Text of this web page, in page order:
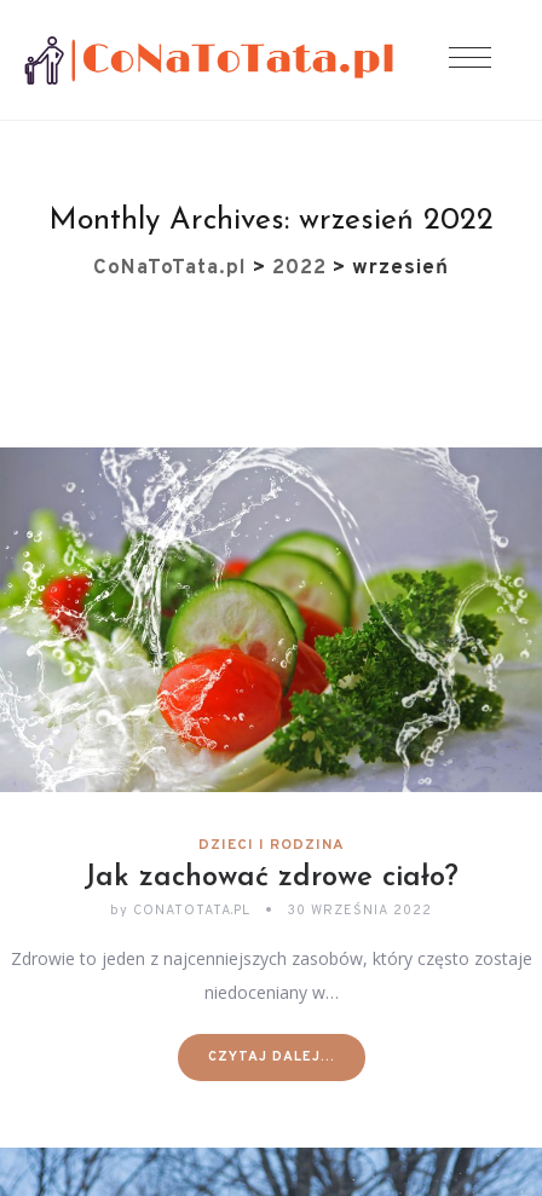
Monthly Archives: wrzesień 2022
CoNaToTata.pl > 2022 > wrzesień
DZIECI I RODZINA
Jak zachować zdrowe ciało?
by CONATOTATA.PL 30 WRZEŚNIA 2022
Zdrowie to jeden z najcenniejszych zasobów, który często zostaje
niedoceniany w…
CZYTAJ DALEJ...